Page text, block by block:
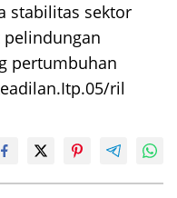
stabilitas sektor
pelindungan
pertumbuhan
ril